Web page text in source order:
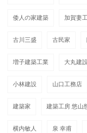
倭人の家建築 加賀妻
古川三盛 古民家
増子建築工業 大丸建設
小林建設 山口工務店
建築家 建築工房 悠山
横内敏人 泉 幸甫